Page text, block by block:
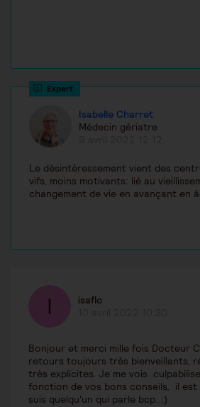
Isabelle Charret
Médecin gériatre
Le désintéressement vient des
vifs, moins motivants: lié au
changement de vie en avançant en
isaflo
Bonjour et merci mille fois Docteur
retours toujours très bienveillants,
très explicites. Je me vois
fonction de vos bons conseils, il est
suis quelqu'un qui parle bcp..:)